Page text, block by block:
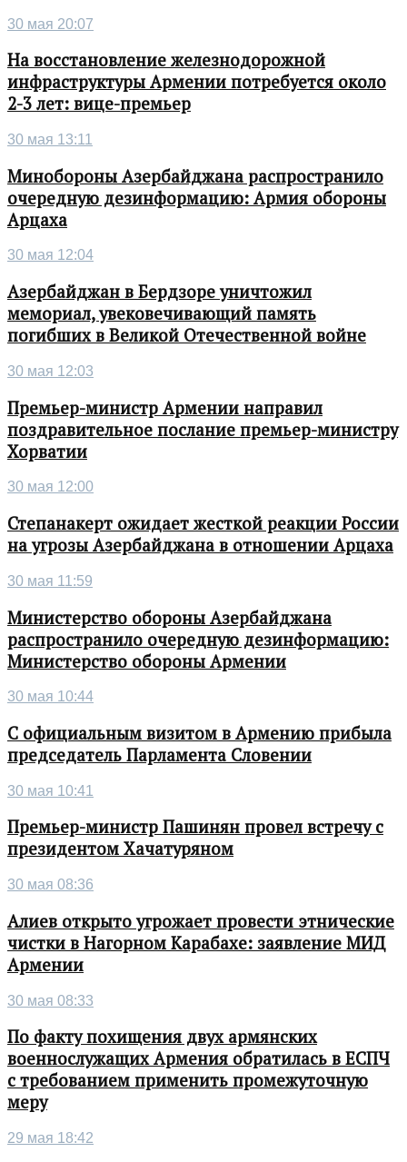
30 мая 20:07
На восстановление железнодорожной
инфраструктуры Армении потребуется около
2-3 лет: вице-премьер
30 мая 13:11
Минобороны Азербайджана распространило
очередную дезинформацию: Армия обороны
Арцаха
30 мая 12:04
Азербайджан в Бердзоре уничтожил
мемориал, увековечивающий память
погибших в Великой Отечественной войне
30 мая 12:03
Премьер-министр Армении направил
поздравительное послание премьер-министру
Хорватии
30 мая 12:00
Степанакерт ожидает жесткой реакции России
на угрозы Азербайджана в отношении Арцаха
30 мая 11:59
Министерство обороны Азербайджана
распространило очередную дезинформацию:
Министерство обороны Армении
30 мая 10:44
С официальным визитом в Армению прибыла
председатель Парламента Словении
30 мая 10:41
Премьер-министр Пашинян провел встречу с
президентом Хачатуряном
30 мая 08:36
Алиев открыто угрожает провести этнические
чистки в Нагорном Карабахе: заявление МИД
Армении
30 мая 08:33
По факту похищения двух армянских
военнослужащих Армения обратилась в ЕСПЧ
с требованием применить промежуточную
меру
29 мая 18:42